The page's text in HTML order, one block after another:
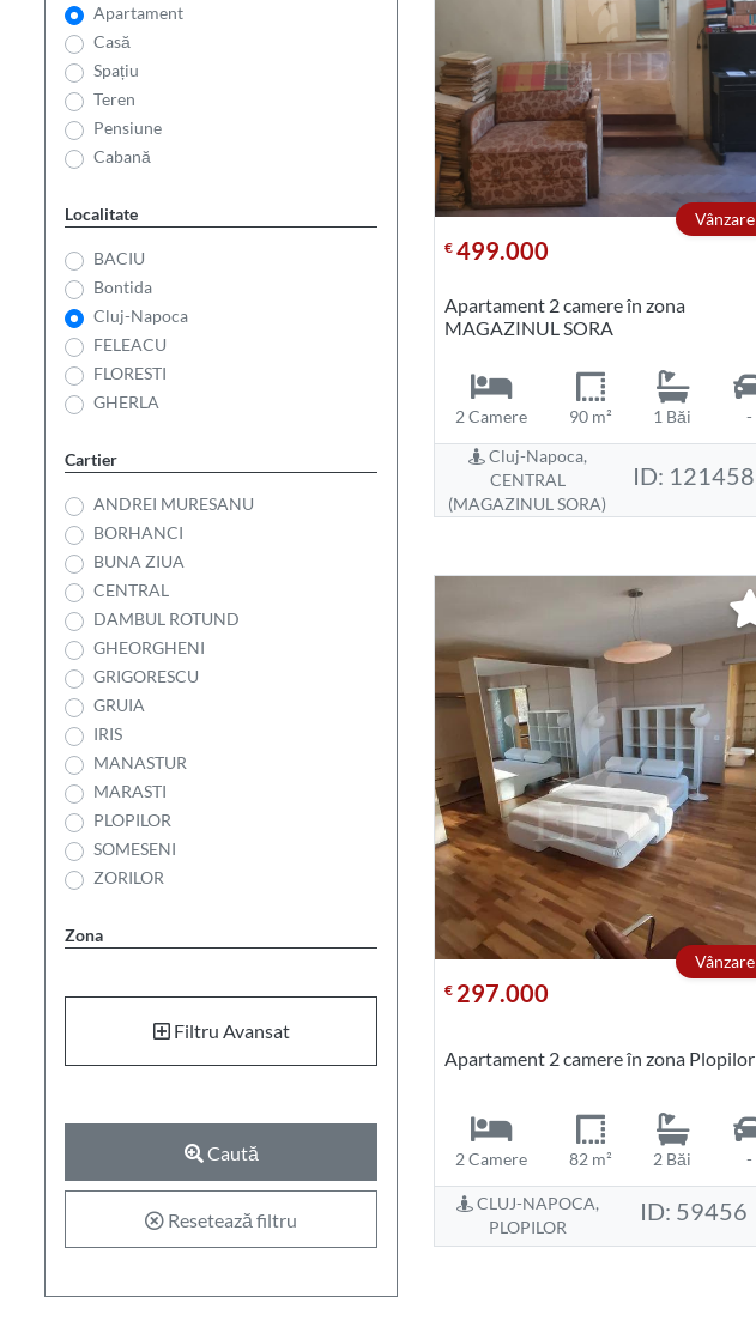
Apartament
Casă
Spațiu
Teren
Pensiune
Cabană
Localitate
BACIU
Bontida
Cluj-Napoca
FELEACU
FLORESTI
GHERLA
Cartier
ANDREI MURESANU
BORHANCI
BUNA ZIUA
CENTRAL
DAMBUL ROTUND
GHEORGHENI
GRIGORESCU
GRUIA
IRIS
MANASTUR
MARASTI
PLOPILOR
SOMESENI
ZORILOR
Zona
Filtru Avansat
Caută
Resetează filtru
Vânzare
€ 499.000
Apartament 2 camere în zona
MAGAZINUL SORA
2 Camere 90 m² 1 Băi
-
Cluj-Napoca,
CENTRAL
(MAGAZINUL SORA)
ID: 121458
Vânzare
€ 297.000
Apartament 2 camere în zona Plopilor
2 Camere 82 m² 2 Băi -
CLUJ-NAPOCA,
PLOPILOR
ID: 59456